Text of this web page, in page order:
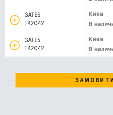
GATES
T42042
Киев
В
GATES
T42042
Киев
В